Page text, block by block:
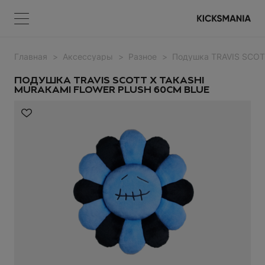
Главная Аксессуары Разное Подушка TRAVIS
ПОДУШКА TRAVIS SCOTT X TAKASHI
MURAKAMI FLOWER PLUSH 60CM BLUE
Меню ВОЙТИ
Забыли пароль?
Меню КОРЗИНА